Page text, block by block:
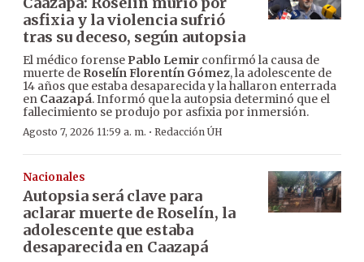
asfixia y la violencia sufrió
tras su deceso, según autopsia
El médico forense Pablo Lemir confirmó la causa de
muerte de Roselín Florentín Gómez, la adolescente de
14 años que estaba desaparecida y la hallaron enterrada
en Caazapá. Informó que la autopsia determinó que el
fallecimiento se produjo por asfixia por inmersión.
Agosto 7, 2026 11:59 a. m. · Redacción ÚH
Nacionales
Autopsia será clave para
aclarar muerte de Roselín, la
adolescente que estaba
desaparecida en Caazapá